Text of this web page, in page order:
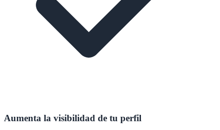
Aumenta la visibilidad de tu perfil